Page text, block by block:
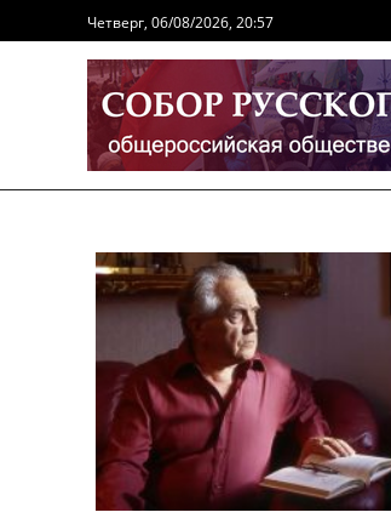
к
содержимому
Четверг, 06/08/2026, 20:57